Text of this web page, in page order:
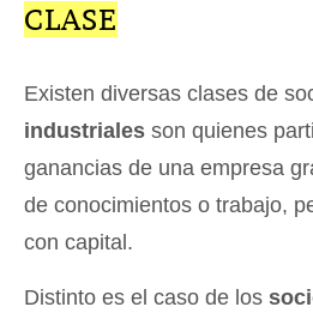
CLASE
Existen diversas clases de
industriales son quienes
ganancias de una empresa
de conocimientos o trabajo,
con capital.
Distinto es el caso de los